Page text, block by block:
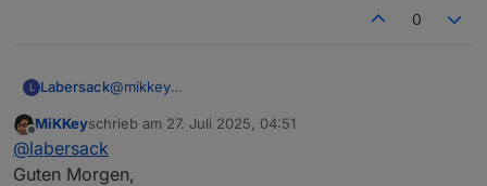
0
L Labersack@mikkey
wirklich detailiert. ;-)
Offline
MiKKeyschrieb am 27. Juli 2025, 04:51
zuletzt editiert von
@labersack
Guten Morgen,